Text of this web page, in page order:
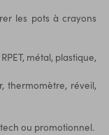
les pots à crayons
métal, plastique,
thermomètre, réveil,
ou promotionnel.